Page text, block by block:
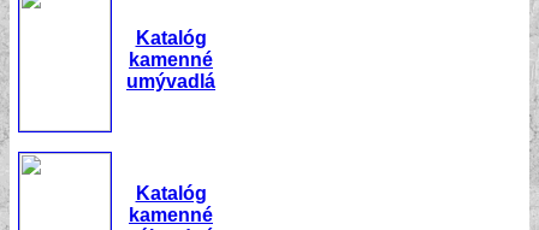
Katalóg
kamenné
umývadlá
Katalóg
kamenné